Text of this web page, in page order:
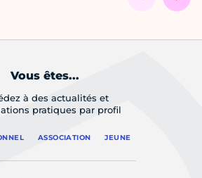
Vous êtes...
à des actualités et
pratiques par profil
ASSOCIATION JEUNE